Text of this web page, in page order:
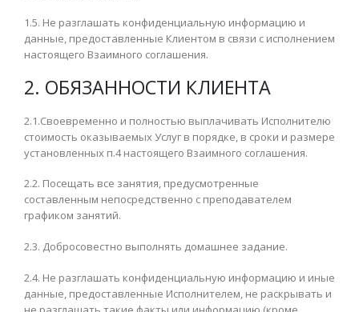
1.5. Не разглашать конфиденциальную информацию и
данные, предоставленные Клиентом в связи с исполнением
настоящего Взаимного соглашения.
2. ОБЯЗАННОСТИ КЛИЕНТА
2.1.Своевременно и полностью выплачивать Исполнителю
стоимость оказываемых Услуг в порядке, в сроки и размере
установленных п.4 настоящего Взаимного соглашения.
2.2. Посещать все занятия, предусмотренные
составленным непосредственно с преподавателем
графиком занятий.
2.3. Добросовестно выполнять домашнее задание.
2.4. Не разглашать конфиденциальную информацию и иные
данные, предоставленные Исполнителем, не раскрывать и